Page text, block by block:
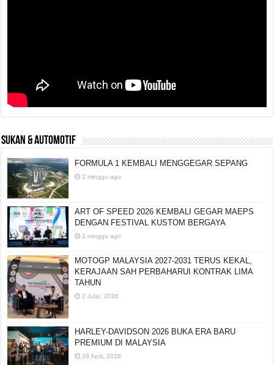
SUKAN & AUTOMOTIF
FORMULA 1 KEMBALI MENGGEGAR SEPANG
2 minggu ago
ART OF SPEED 2026 KEMBALI GEGAR MAEPS
DENGAN FESTIVAL KUSTOM BERGAYA
2 minggu ago
MOTOGP MALAYSIA 2027-2031 TERUS KEKAL,
KERAJAAN SAH PERBAHARUI KONTRAK LIMA
TAHUN
2 Julai, 2026
HARLEY-DAVIDSON 2026 BUKA ERA BARU
PREMIUM DI MALAYSIA
29 April, 2026